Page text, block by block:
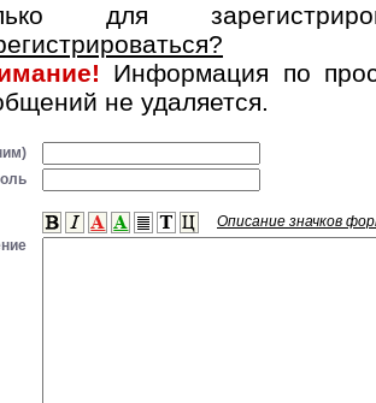
для
Информация по
не удаляется.
Описание значков